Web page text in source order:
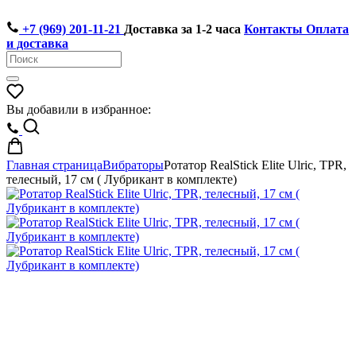
+7 (969) 201-11-21 Доставка за 1-2 часа Контакты Оплата
и доставка
Вы добавили в избранное:
Главная страницаВибраторыРотатор RealStick Elite Ulric, TPR,
телесный, 17 см ( Лубрикант в комплекте)